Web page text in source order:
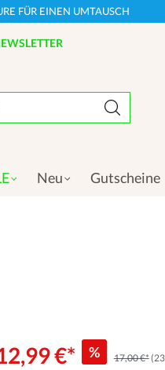
FÜR EINEN UMTAUSCH
Neu Gutscheine
€* % 17,00 €*